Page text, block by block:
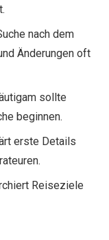
nach dem
Änderungen oft
sollte
beginnen.
erste Details
Reiseziele